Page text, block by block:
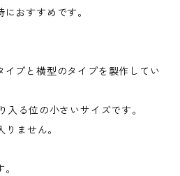
おすすめです。
イプと横型のタイプを製作してい
る位の小さいサイズです。
ません。